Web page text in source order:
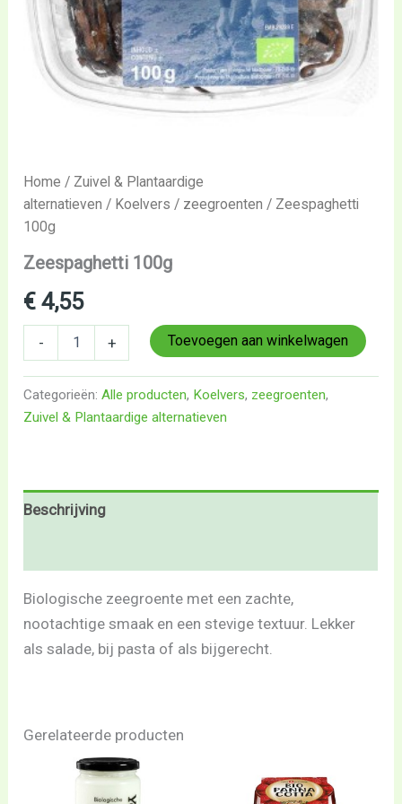
Home / Zuivel & Plantaardige
alternatieven / Koelvers / zeegroenten / Zeespaghetti
100g
Zeespaghetti 100g
€ 4,55
- + Toevoegen aan winkelwagen
Categorieën:Alle producten, Koelvers, zeegroenten,
Zuivel & Plantaardige alternatieven
Beschrijving
Biologische zeegroente met een zachte,
nootachtige smaak en een stevige textuur. Lekker
als salade, bij pasta of als bijgerecht.
Gerelateerde producten